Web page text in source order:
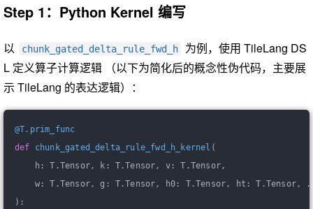
Step 1：Python Kernel 编写
以 chunk_gated_delta_rule_fwd_h
为例，使用 TileLang DS
L 定义算子计算逻辑 （以下为简化后的概念性伪代码，主要展
示 TileLang 的表达逻辑）：
@T.prim_func
def
chunk_gated_delta_rule_fwd_h_kernel (
h: T.Tensor, k: T.Tensor, v: T.Tensor,
w: T.Tensor, g: T.Tensor, h0: T.Tensor, ht: T.Tensor,
) :